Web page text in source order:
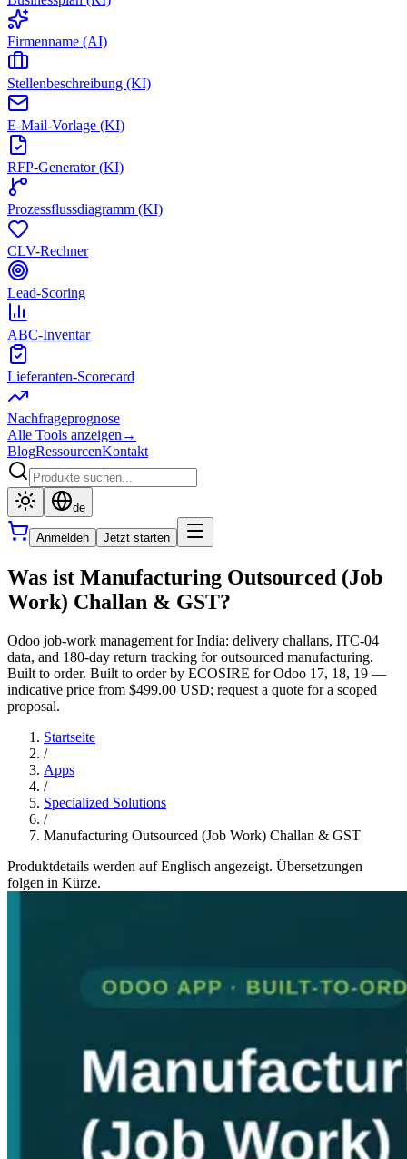
Firmenname (AI)
Stellenbeschreibung (KI)
E-Mail-Vorlage (KI)
RFP-Generator (KI)
Prozessflussdiagramm (KI)
CLV-Rechner
Lead-Scoring
ABC-Inventar
Lieferanten-Scorecard
Nachfrageprognose
Alle Tools anzeigen →
BlogRessourcenKontakt
de
Anmelden Jetzt starten
Was ist Manufacturing Outsourced (Job
Work) Challan & GST?
Odoo job-work management for India: delivery challans, ITC-04
data, and 180-day return tracking for outsourced manufacturing.
Built to order. Built to order by ECOSIRE for Odoo 17, 18, 19 —
indicative price from $499.00 USD; request a quote for a scoped
proposal.
Startseite
/
Apps
/
Specialized Solutions
/
Manufacturing Outsourced (Job Work) Challan & GST
Produktdetails werden auf Englisch angezeigt. Übersetzungen
folgen in Kürze.